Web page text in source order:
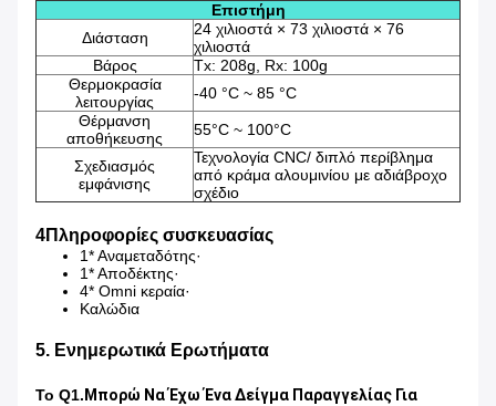
Επιστήμη
Διάσταση
24 χιλιοστά × 73 χιλιοστά × 76
χιλιοστά
Βάρος
Tx: 208g, Rx: 100g
Θερμοκρασία
λειτουργίας
-40 °C ~ 85 °C
Θέρμανση
αποθήκευσης
55°C ~ 100°C
Σχεδιασμός
εμφάνισης
Τεχνολογία CNC/ διπλό περίβλημα
από κράμα αλουμινίου με αδιάβροχο
σχέδιο
4Πληροφορίες συσκευασίας
1* Αναμεταδότης·
1* Αποδέκτης·
4* Omni κεραία·
Καλώδια
5. Ενημερωτικά Ερωτήματα
Το Q1. Μπορώ Να Έχω Ένα Δείγμα Παραγγελίας Για